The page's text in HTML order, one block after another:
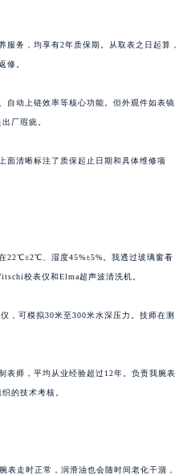
服务，均享有2年质保期。从取表之日起算，
修。
自动上链效率等核心功能。但外观件如表镜
厂瑕疵。
面清晰标注了质保起止日期和具体维修项
22℃±2℃、湿度45%±5%。我透过玻璃窗看
校表仪和Elma超声波清洗机。
，可模拟30米至300米水深压力。技师在测
表师，平均从业经验超过12年。负责我腕表
的技术考核。
表走时正常，润滑油也会随时间老化干涸，